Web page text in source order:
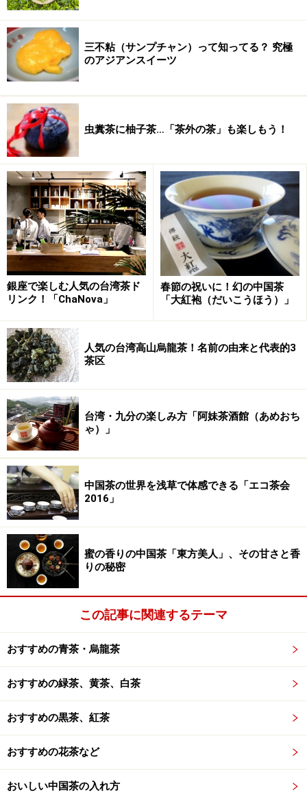
そのかめきちさんが今回の茶会に持参してくれたプーア
ル茶は、1960年代以降の散茶（さんちゃ）、磚茶（せん
ちゃ）、餅茶（へいちゃ）、沱茶（とうちゃ）などで、
個人ではなかなか購入できない価格帯のお茶ばかり。
午後１時からはじまり午後５時までの４時間で飲んだお
茶は以下のとおり。
棗香茶磚（60年～70年） 雲南茶葉分公司
なつめの香りのするプーアル茶。ブロック状に固め
られているお茶で、３煎茶目から本来の味をガツン
と発揮するお茶。
7542 黄印（80年代・餅茶）
円盤状の餅茶の包み紙に、黄色い字体で「茶」の文
字がスタンプされている。まろやかな味わいが特
徴。
7542 緑印（70年代中葉・餅茶） [孟力]海茶厰
濃厚で深みのあるおいしいプーアル茶。緑色の
「茶」の文字がスタンプされてる。
野生生茶（80年代・散茶）
いわゆる固められていないばらのお茶。雲南省の野
生の茶樹から作られた茶。茎が多い。
老散茶（60年代・散茶） [孟力]海茶厰
しっとりとした味わいのお茶。このようなお茶がち
ゃんと残っているところがとても驚きである。
7582（8582に変更されたもの・餅茶） [孟力]海茶
厰
南天公司が全て買い取って7582を8582に番号を変更
したお茶。
ミニ沱茶（90年代） 雲南茶葉分公司
ミニ沱茶は屑の茶を集めて作られたいといわれるも
のだが、90年代初期（91か92）に初めて作られたオ
リジナル。非常にまろやかで美味しい。
ちなみに「7542」という番号は、最初の「75」は75年に
作られるようになったいわゆる型番のようなもの。4は1
級から10級までの茶葉の配合を示し、最後の2は作った
三不粘（サンプチャン）って知ってる？ 究極
のアジアンスイーツ
虫糞茶に柚子茶…「茶外の茶」も楽しもう！
銀座で楽しむ人気の台湾茶ド
リンク！「ChaNova」
春節の祝いに！幻の中国茶
「大紅袍（だいこうほう）」
人気の台湾高山烏龍茶！名前の由来と代表的3
茶区
台湾・九分の楽しみ方「阿妹茶酒館（あめおち
ゃ）」
中国茶の世界を浅草で体感できる「エコ茶会
2016」
蜜の香りの中国茶「東方美人」、その甘さと香
りの秘密
この記事に関連するテーマ
おすすめの青茶・烏龍茶
おすすめの緑茶、黄茶、白茶
おすすめの黒茶、紅茶
おすすめの花茶など
おいしい中国茶の入れ方